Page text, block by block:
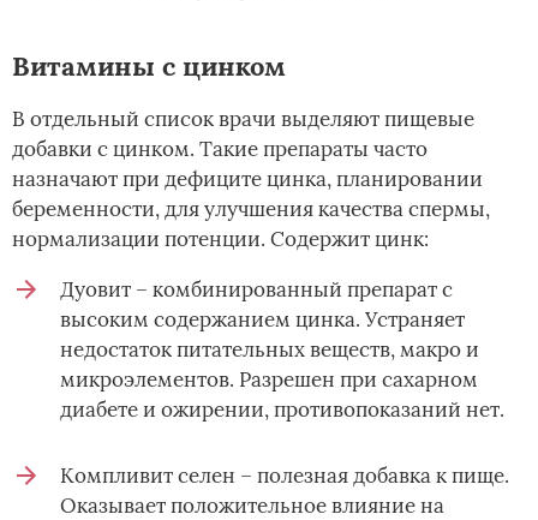
Витамины с цинком
В отдельный список врачи выделяют пищевые
добавки с цинком. Такие препараты часто
назначают при дефиците цинка, планировании
беременности, для улучшения качества спермы,
нормализации потенции. Содержит цинк:
Дуовит – комбинированный препарат с
высоким содержанием цинка. Устраняет
недостаток питательных веществ, макро и
микроэлементов. Разрешен при сахарном
диабете и ожирении, противопоказаний нет.
Компливит селен – полезная добавка к пище.
Оказывает положительное влияние на